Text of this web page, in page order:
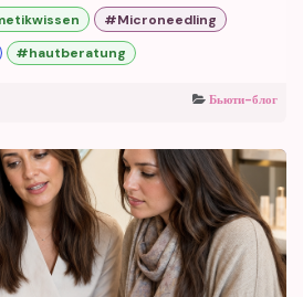
#Microneedling
#hautberatung
Бьюти-блог